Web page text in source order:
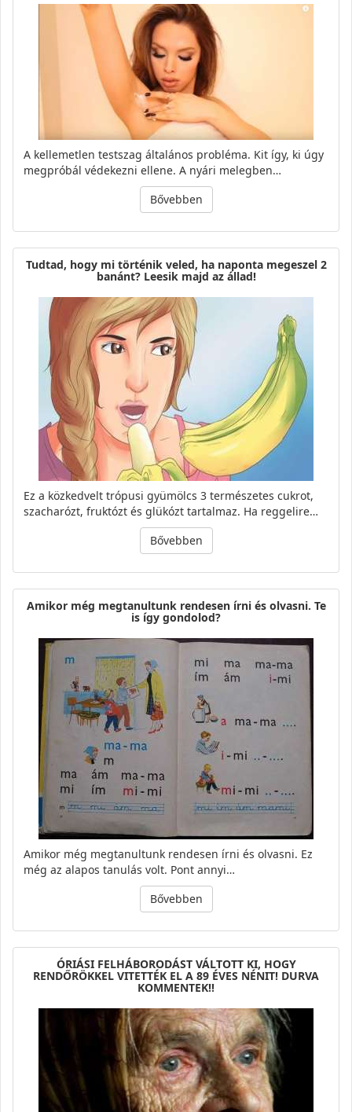
A kellemetlen testszag általános probléma. Kit így, ki úgy
megpróbál védekezni ellene. A nyári melegben…
Bővebben
Tudtad, hogy mi történik veled, ha naponta megeszel 2
banánt? Leesik majd az állad!
Ez a közkedvelt trópusi gyümölcs 3 természetes cukrot,
szacharózt, fruktózt és glükózt tartalmaz. Ha reggelire…
Bővebben
Amikor még megtanultunk rendesen írni és olvasni. Te
is így gondolod?
Amikor még megtanultunk rendesen írni és olvasni. Ez
még az alapos tanulás volt. Pont annyi…
Bővebben
ÓRIÁSI FELHÁBORODÁST VÁLTOTT KI, HOGY
RENDŐRÖKKEL VITETTÉK EL A 89 ÉVES NÉNIT! DURVA
KOMMENTEK!!